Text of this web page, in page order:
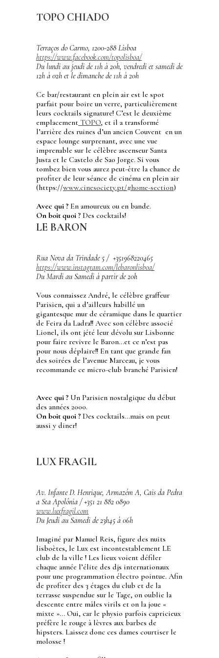
TOPO CHIADO
Terraços do Carmo, 1200-288 Lisboa
https://www.facebook.com/topolisboa/
Du lundi au jeudi de 11h à 20h, vendredi et samedi de
12h à 02h et le dimanche de 11h à 20h
Ce bar/restaurant en plein air est le spot
parfait pour boire un verre, particulièrement
leurs cocktails signature! C’est le deuxième
emplacement TOPO, et il a transformé
l’arrière des ruines d’un ancien Couvent en un
espace lounge surprenant, avec une vue
imprenable sur le célèbre ascenseur Santa
Justa et le Castelo de Sao Jorge. Si vous
tombez bien vous aurez peut-être la chance de
profiter de leur séance de cinéma en plein air
(https://www.cinesociety.pt/#home-section)
Avec qui ? En amoureux ou en bande.
On boit quoi ? Des cocktails!
LE BARON
Rua Nova da Trindade 5 / +351968220465
https://www.instagram.com/lebaronlisboa/
Du Mardi au Samedi à partir de 20h
Vous connaissez André, le célèbre graffeur
Parisien, qui a d’ailleurs habillé un
gigantesque mur de céramique dans le quartier
de Feira da Ladra!! Avec son célèbre associé
Lionel, ils ont jété leur dévolu sur Lisbonne
pour faire revivre le Baron…et ce n’est pas
pour nous déplaire!! En tant que grande fan
des soirées de l’avenue Marceau, je vous
recommande ce micro-club branché Parisien!
Avec qui ? Un Parisien nostalgique du début
des années 2000.
On boit quoi ? Des cocktails…mais on peut
aussi y diner!
LUX FRAGIL
Av. Infante D. Henrique, Armazém A, Cais da Pedra
a Sta Apolónia / +351 21 882 0890
www.luxfragil.com
Du Jeudi au Samedi de 23h45 à 06h
Imaginé par Manuel Reis, figure des nuits
lisboètes, le Lux est incontestablement LE
club de la ville ! Les lieux voient défiler
chaque année l’élite des djs internationaux
pour une programmation électro pointue. Afin
de profiter des 3 étages du club et de la
terrasse suspendue sur le Tage, on oublie la
descente entre mâles virils et on la joue «
mixte »… Oui, car le physio parfois capricieux
préfère le rouge à lèvres aux barbes de
hipsters. Laissez donc ces dames courtiser le
molosse !